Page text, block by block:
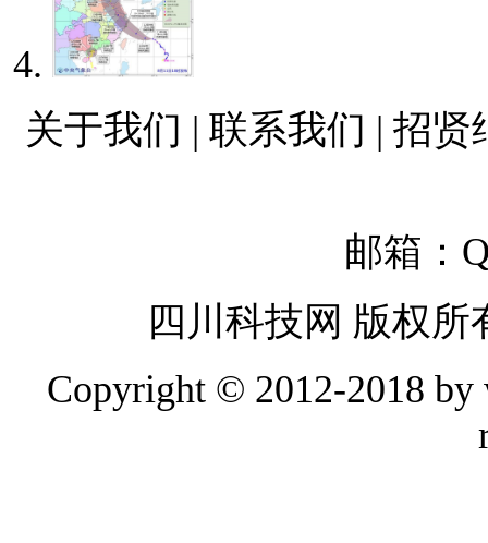
关于我们 | 联系我们 | 招
邮箱：
四川科技网 版权
Copyright © 2012-2018